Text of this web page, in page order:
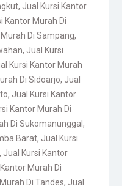
, Jual Kursi Kantor
Kantor Murah Di
Di Sampang,
, Jual Kursi
Kursi Kantor Murah
Di Sidoarjo, Jual
, Jual Kursi Kantor
Kantor Murah Di
Di Sukomanunggal,
Barat, Jual Kursi
Jual Kursi Kantor
Murah Di
Di Tandes, Jual